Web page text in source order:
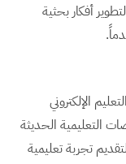
أفكار بحثية
الإلكتروني
التعليمية الحديثة
تجربة تعليمية